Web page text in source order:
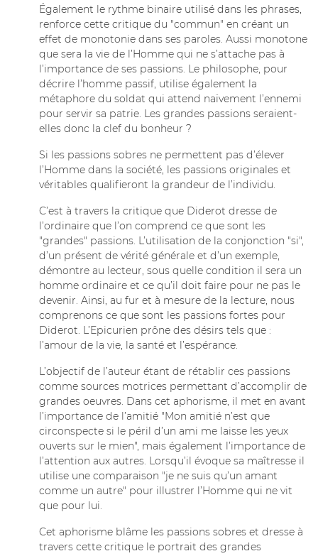
Également le rythme binaire utilisé dans les phrases,
renforce cette critique du "commun" en créant un
effet de monotonie dans ses paroles. Aussi monotone
que sera la vie de l’Homme qui ne s’attache pas à
l’importance de ses passions. Le philosophe, pour
décrire l’homme passif, utilise également la
métaphore du soldat qui attend naïvement l’ennemi
pour servir sa patrie. Les grandes passions seraient-
elles donc la clef du bonheur ?
Si les passions sobres ne permettent pas d’élever
l’Homme dans la société, les passions originales et
véritables qualifieront la grandeur de l’individu.
C’est à travers la critique que Diderot dresse de
l’ordinaire que l’on comprend ce que sont les
"grandes" passions. L’utilisation de la conjonction "si",
d’un présent de vérité générale et d’un exemple,
démontre au lecteur, sous quelle condition il sera un
homme ordinaire et ce qu’il doit faire pour ne pas le
devenir. Ainsi, au fur et à mesure de la lecture, nous
comprenons ce que sont les passions fortes pour
Diderot. L’Epicurien prône des désirs tels que :
l’amour de la vie, la santé et l’espérance.
L’objectif de l’auteur étant de rétablir ces passions
comme sources motrices permettant d’accomplir de
grandes oeuvres. Dans cet aphorisme, il met en avant
l’importance de l’amitié "Mon amitié n’est que
circonspecte si le péril d’un ami me laisse les yeux
ouverts sur le mien", mais également l’importance de
l’attention aux autres. Lorsqu’il évoque sa maîtresse il
utilise une comparaison "je ne suis qu’un amant
comme un autre" pour illustrer l’Homme qui ne vit
que pour lui.
Cet aphorisme blâme les passions sobres et dresse à
travers cette critique le portrait des grandes